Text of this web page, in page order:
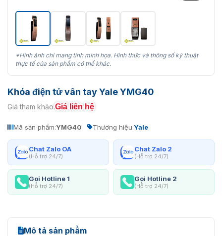
*Hình ảnh chỉ mang tính minh họa. Hình thức và thông số kỹ thuật
thực tế của sản phẩm có thể khác.
Khóa điện tử vân tay Yale YMG40
Giá tham khảo:Giá liên hệ
Mã sản phẩm:YMG40 Thương hiệu:Yale
Chat Zalo OA
(Hỗ trợ 24/7)
Chat Zalo 2
(Hỗ trợ 24/7)
Gọi Hotline 1
(Hỗ trợ 24/7)
Gọi Hotline 2
(Hỗ trợ 24/7)
Mô tả sản phẩm